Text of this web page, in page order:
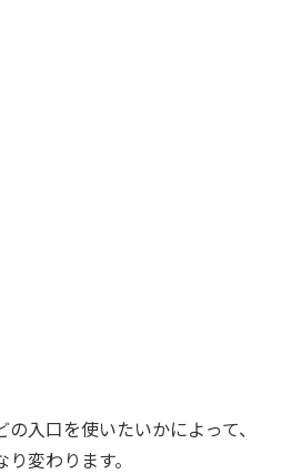
入口を使いたいかによって、
変わります。